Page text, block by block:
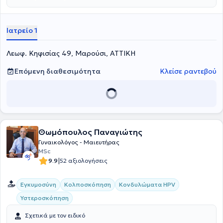
λάβει, μετά από εξετάσεις το αριστείο της Ευρωπαϊκής Εταιρείας
ανέλαβε tο 1991 τη Διεύθυνση του τμήματος Εξωσωματικής
Γονιμοποίησης του Μαιευτηρίου Μητέρα και το 1994 ίδρυσε τη
Ιατρείο 1
Λεωφ. Κηφισίας 49, Μαρούσι, ΑΤΤΙΚΗ
Επόμενη διαθεσιμότητα
Κλείσε ραντεβού
Θωμόπουλος Παναγιώτης
Γυναικολόγος - Μαιευτήρας
MSc
9.9|52 αξιολογήσεις
Εγκυμοσύνη Κολποσκόπηση
Κονδυλώματα HPV
Υστεροσκόπηση
Σχετικά με τον ειδικό